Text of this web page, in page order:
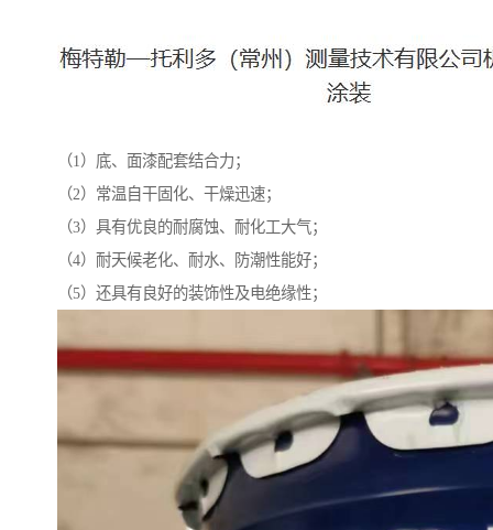
（1）底、面漆配套结合力；
（2）常温自干固化、干燥迅速；
（3）具有优良的耐腐蚀、耐化工大气；
（4）耐天候老化、耐水、防潮性能好；
（5）还具有良好的装饰性及电绝缘性；